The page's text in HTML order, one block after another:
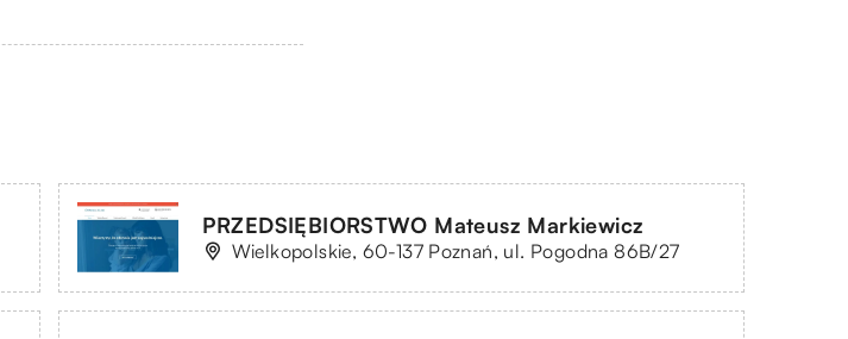
PRZEDSIĘBIORSTWO Mateusz Markiewicz
Wielkopolskie, 60-137 Poznań, ul. Pogodna 86B/27